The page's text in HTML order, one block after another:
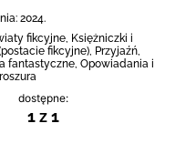
2024.
fikcyjne, Księżniczki i
fikcyjne), Przyjaźń,
fantastyczne, Opowiadania i
dostępne:
1 z 1